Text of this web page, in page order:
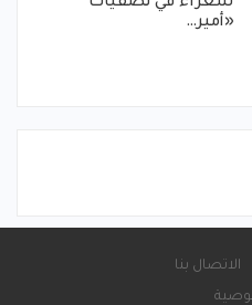
«أمير…
الاتصال بنا